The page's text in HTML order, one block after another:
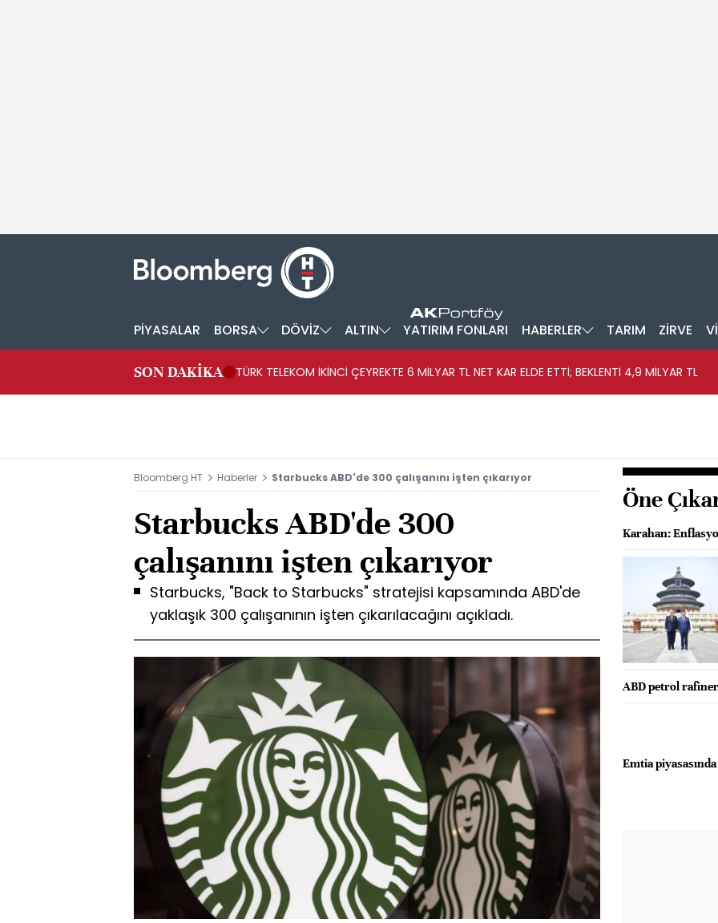
PİYASALAR BORSA DÖVİZ ALTIN YATIRIM FONLARI HABERLER TARIM ZİRVE
SON DAKİKA TÜRK TELEKOM İKİNCİ ÇEYREKTE 6 MİLYAR TL NET KAR ELDE ETTİ; BEKLENTİ 4,9 MİLYAR TL
Bloomberg HT Haberler Starbucks ABD'de 300 çalışanını işten çıkarıyor
Starbucks ABD'de 300
çalışanını işten çıkarıyor
Starbucks, "Back to Starbucks" stratejisi kapsamında ABD'de
yaklaşık 300 çalışanının işten çıkarılacağını açıkladı.
Öne
Karahan:
ABD petrol
Emtia